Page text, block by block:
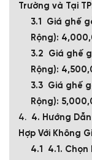
Trường và Tại
Giá ghế
Rộng):
Giá ghế
Rộng):
Giá ghế
Rộng):
4. Hướng
Hợp Với Không
4.1.